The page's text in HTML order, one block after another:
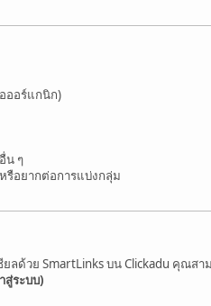
ออร์แกนิก)
น ๆ
รือยากต่อการแบ่งกลุ่ม
ยลด้วย SmartLinks บน Clickadu คุณส
สู่ระบบ)